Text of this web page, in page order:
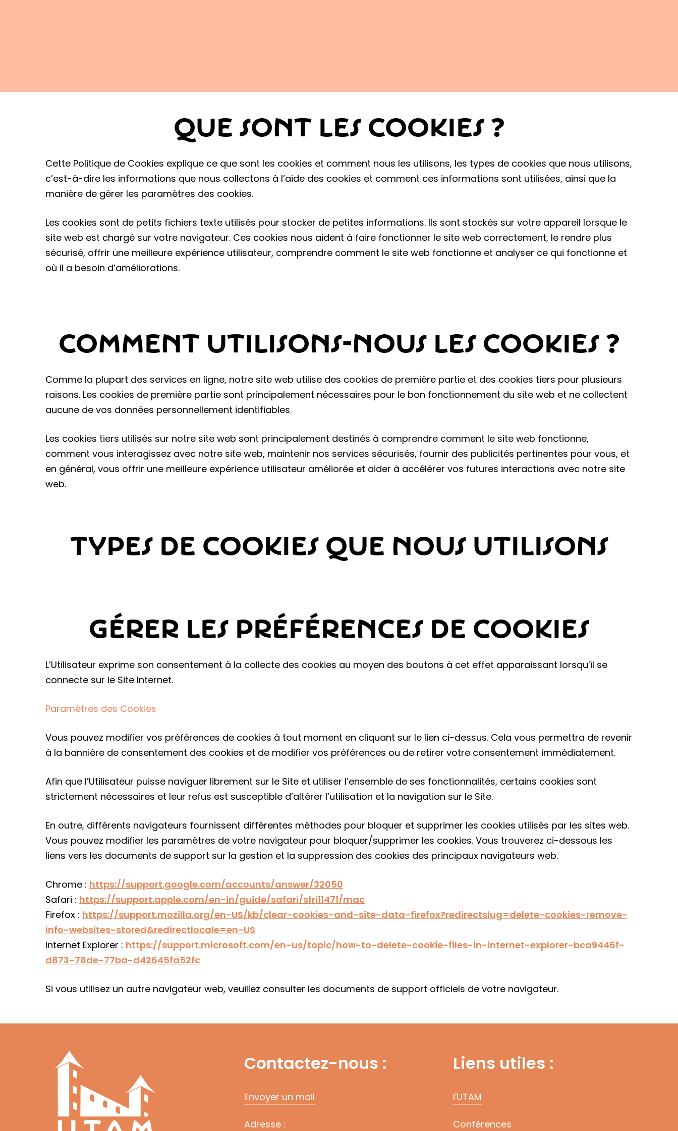
QUE SONT LES COOKIES ?
Cette Politique de Cookies explique ce que sont les cookies et comment nous les utilisons, les types de cookies que nous utilisons,
c’est-à-dire les informations que nous collectons à l’aide des cookies et comment ces informations sont utilisées, ainsi que la
manière de gérer les paramètres des cookies.
Les cookies sont de petits fichiers texte utilisés pour stocker de petites informations. Ils sont stockés sur votre appareil lorsque le
site web est chargé sur votre navigateur. Ces cookies nous aident à faire fonctionner le site web correctement, le rendre plus
sécurisé, offrir une meilleure expérience utilisateur, comprendre comment le site web fonctionne et analyser ce qui fonctionne et
où il a besoin d’améliorations.
COMMENT UTILISONS-NOUS LES COOKIES ?
Comme la plupart des services en ligne, notre site web utilise des cookies de première partie et des cookies tiers pour plusieurs
raisons. Les cookies de première partie sont principalement nécessaires pour le bon fonctionnement du site web et ne collectent
aucune de vos données personnellement identifiables.
Les cookies tiers utilisés sur notre site web sont principalement destinés à comprendre comment le site web fonctionne,
comment vous interagissez avec notre site web, maintenir nos services sécurisés, fournir des publicités pertinentes pour vous, et
en général, vous offrir une meilleure expérience utilisateur améliorée et aider à accélérer vos futures interactions avec notre site
web.
TYPES DE COOKIES QUE NOUS UTILISONS
GÉRER LES PRÉFÉRENCES DE COOKIES
L’Utilisateur exprime son consentement à la collecte des cookies au moyen des boutons à cet effet apparaissant lorsqu’il se
connecte sur le Site Internet.
Paramètres des Cookies
Vous pouvez modifier vos préférences de cookies à tout moment en cliquant sur le lien ci-dessus. Cela vous permettra de revenir
à la bannière de consentement des cookies et de modifier vos préférences ou de retirer votre consentement immédiatement.
Afin que l’Utilisateur puisse naviguer librement sur le Site et utiliser l’ensemble de ses fonctionnalités, certains cookies sont
strictement nécessaires et leur refus est susceptible d’altérer l’utilisation et la navigation sur le Site.
En outre, différents navigateurs fournissent différentes méthodes pour bloquer et supprimer les cookies utilisés par les sites web.
Vous pouvez modifier les paramètres de votre navigateur pour bloquer/supprimer les cookies. Vous trouverez ci-dessous les
liens vers les documents de support sur la gestion et la suppression des cookies des principaux navigateurs web.
Chrome : https://support.google.com/accounts/answer/32050
Safari : https://support.apple.com/en-in/guide/safari/sfri11471/mac
Firefox : https://support.mozilla.org/en-US/kb/clear-cookies-and-site-data-firefox?redirectslug=delete-cookies-remove-
info-websites-stored&redirectlocale=en-US
Internet Explorer : https://support.microsoft.com/en-us/topic/how-to-delete-cookie-files-in-internet-explorer-bca9446f-
d873-78de-77ba-d42645fa52fc
Si vous utilisez un autre navigateur web, veuillez consulter les documents de support officiels de votre navigateur.
Contactez-nous :
Envoyer un mail
Adresse :
Liens utiles :
l'UTAM
Conférences